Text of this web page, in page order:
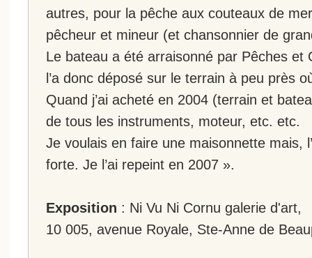
autres, pour la pêche aux couteaux de
pêcheur et mineur (et chansonnier de
Le bateau a été arraisonné par Pêches et
l’a donc déposé sur le terrain à peu près
Quand j’ai acheté en 2004 (terrain et
de tous les instruments, moteur, etc. etc.
Je voulais en faire une maisonnette mais,
forte. Je l’ai repeint en 2007 ».
Exposition : Ni Vu Ni Cornu galerie d'art,
10 005, avenue Royale, Ste-Anne de